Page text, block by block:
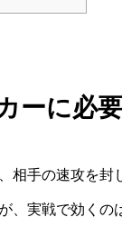
ーに必
相手の速攻を
、実戦で効くの